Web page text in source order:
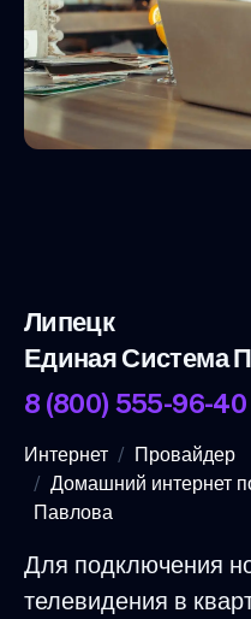
Липецк
Единая Система
8 (800) 555-96-40
Интернет
Провайдер
Домашний интернет
Павлова
Для подключения
телевидения в